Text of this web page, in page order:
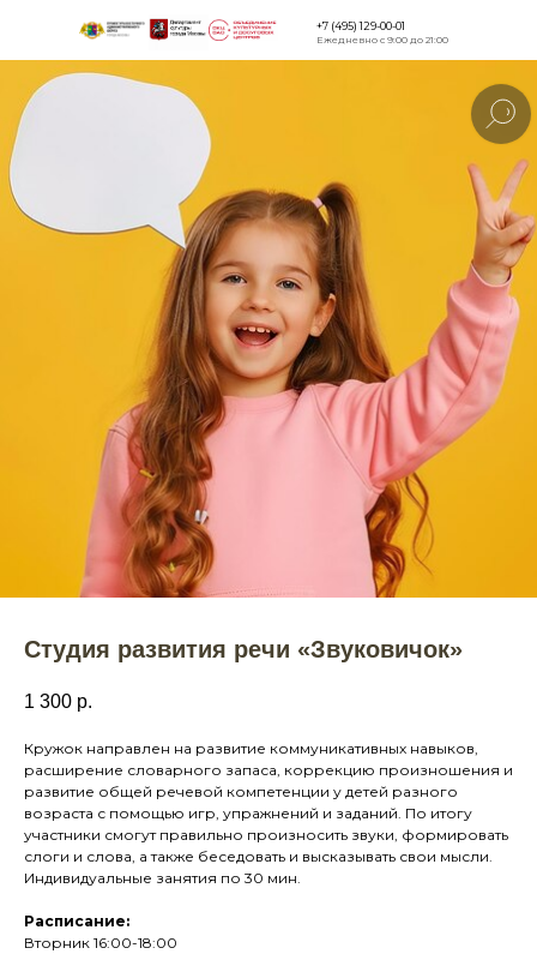
Версия для
+7 (495) 129-00-01
Ежедневно с 9:00 до 21:00
Студия развития речи «Звуковичок»
1 300 р.
Кружок направлен на развитие коммуникативных навыков,
расширение словарного запаса, коррекцию произношения и
развитие общей речевой компетенции у детей разного
возраста с помощью игр, упражнений и заданий. По итогу
участники смогут правильно произносить звуки, формировать
слоги и слова, а также беседовать и высказывать свои мысли.
Индивидуальные занятия по 30 мин.
Расписание:
Вторник 16:00-18:00